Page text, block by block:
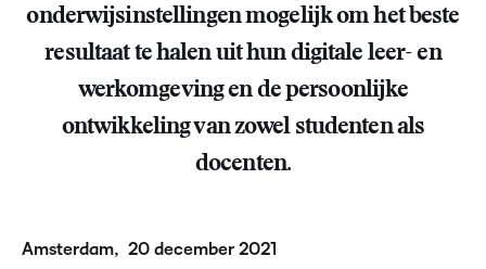
onderwijsinstellingen mogelijk om het beste
resultaat te halen uit hun digitale leer- en
werkomgeving en de persoonlijke
ontwikkeling van zowel studenten als
docenten.
Amsterdam, 20 december 2021